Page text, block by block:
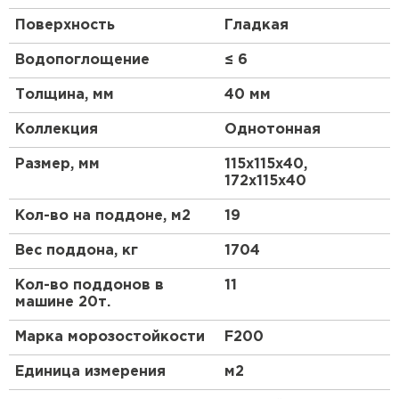
создания рисунков. Мы предлагаем выгодные
цены за 1 кв.м. Плитка выпускается в трех
коричневом. Такое цветовое разнообразие
участках. Плитка имеет ровную форму с
закругленными краями и легкую округлую
поверхность.
Поверхность Гладкая
Водопоглощение ≤ 6
Толщина, мм 40 мм
Коллекция Однотонная
Размер, мм
115х115х40,
172х115х40
Кол-во на поддоне, м2 19
Вес поддона, кг 1704
Кол-во поддонов в
машине 20т.
11
Марка морозостойкости F200
Единица измерения м2